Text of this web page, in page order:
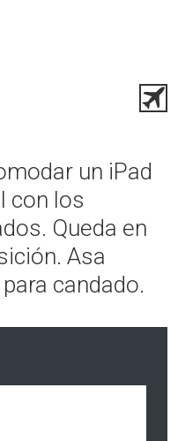
un iPad
con los
Queda en
Asa
candado.